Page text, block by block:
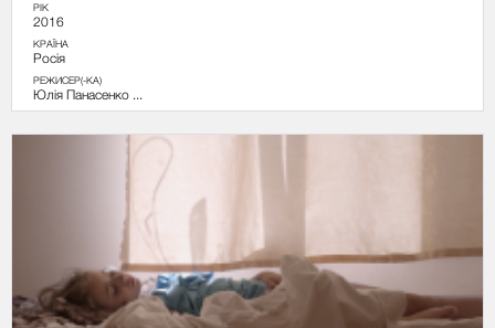
РІК
2016
КРАЇНА
Росія
РЕЖИСЕР(-КА)
Юлія Панасенко ...